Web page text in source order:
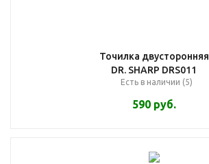
Точилка двусторонняя
DR. SHARP DRS011
Есть в наличии (5)
590руб.